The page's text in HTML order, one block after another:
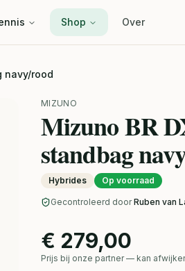
Shop Over
navy/rood
MIZUNO
Mizuno BR
standbag
Hybrides Op voorraad
Gecontroleerd door Ruben van
€ 279,00
Prijs bij onze partner — kan